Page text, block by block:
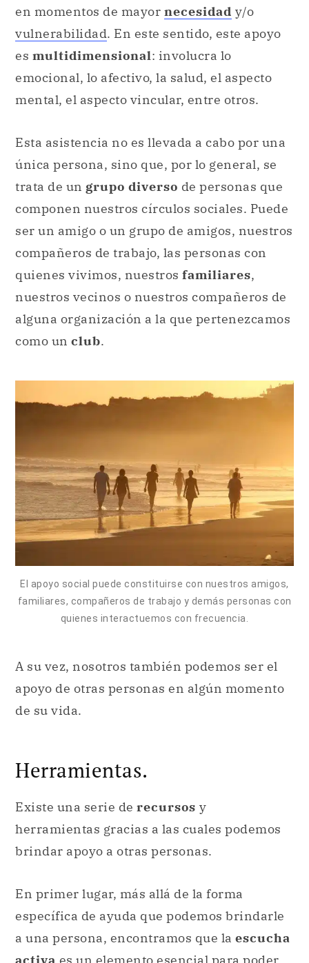
en momentos de mayor necesidad y/o
vulnerabilidad. En este sentido, este apoyo
es multidimensional: involucra lo
emocional, lo afectivo, la salud, el aspecto
mental, el aspecto vincular, entre otros.
Esta asistencia no es llevada a cabo por una
única persona, sino que, por lo general, se
trata de un grupo diverso de personas que
componen nuestros círculos sociales. Puede
ser un amigo o un grupo de amigos, nuestros
compañeros de trabajo, las personas con
quienes vivimos, nuestros familiares,
nuestros vecinos o nuestros compañeros de
alguna organización a la que pertenezcamos
como un club.
El apoyo social puede constituirse con nuestros amigos,
familiares, compañeros de trabajo y demás personas con
quienes interactuemos con frecuencia.
A su vez, nosotros también podemos ser el
apoyo de otras personas en algún momento
de su vida.
Herramientas.
Existe una serie de recursos y
herramientas gracias a las cuales podemos
brindar apoyo a otras personas.
En primer lugar, más allá de la forma
específica de ayuda que podemos brindarle
a una persona, encontramos que la escucha